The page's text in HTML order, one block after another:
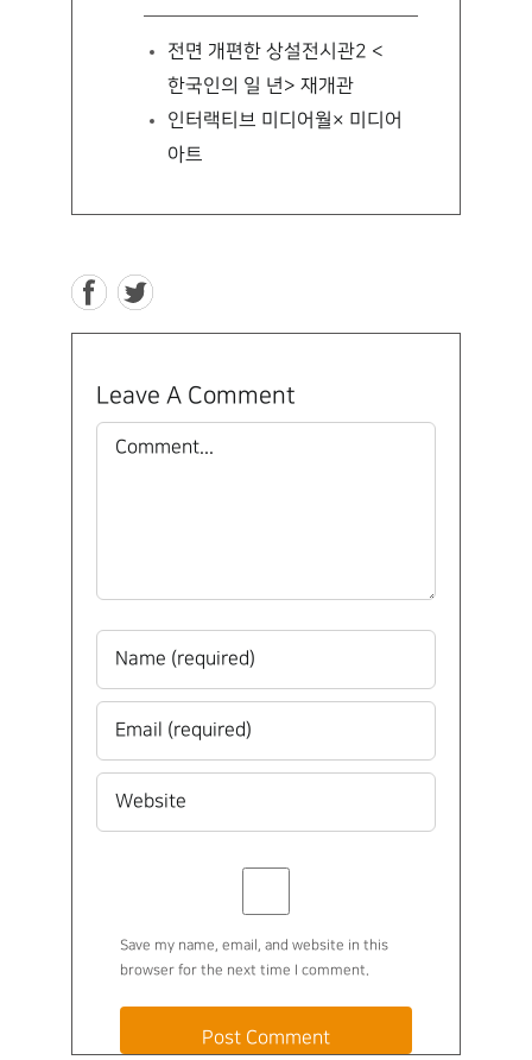
전면 개편한 상설전시관2 <
한국인의 일 년> 재개관
인터랙티브 미디어월× 미디어
아트
Leave A Comment
Comment
Save my name, email, and website in this
browser for the next time I comment.